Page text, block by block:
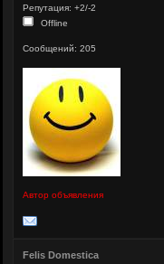
Репутация: +2/-2
Offline
Сообщений: 205
Автор объявления
Felis Domestica